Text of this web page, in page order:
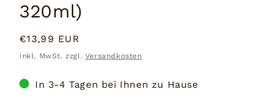
320ml)
Normaler
Preis
€13,99 EUR
Inkl. MwSt. zzgl. Versandkosten
In 3-4 Tagen bei Ihnen zu Hause